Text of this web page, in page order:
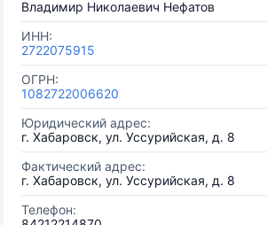
Владимир Николаевич Нефатов
ИНН:
2722075915
ОГРН:
1082722006620
Юридический адрес:
г. Хабаровск, ул. Уссурийская, д. 8
Фактический адрес:
г. Хабаровск, ул. Уссурийская, д. 8
Телефон: